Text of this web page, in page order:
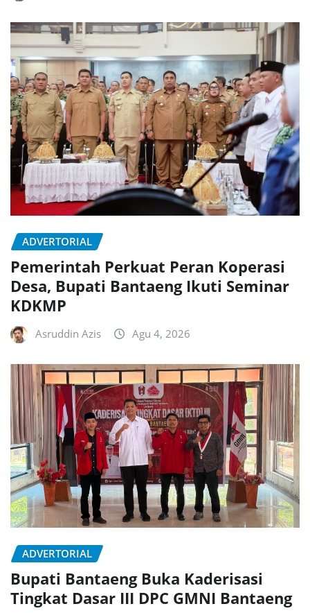
ADVERTORIAL
Pemerintah Perkuat Peran Koperasi
Desa, Bupati Bantaeng Ikuti Seminar
KDKMP
Asruddin Azis Agu 4, 2026
ADVERTORIAL
Bupati Bantaeng Buka Kaderisasi
Tingkat Dasar III DPC GMNI Bantaeng